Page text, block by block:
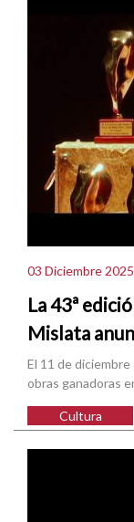
03 Diciembre 2025
La 43ª
Mislata
El 11 de
obras ganadoras
Cultura